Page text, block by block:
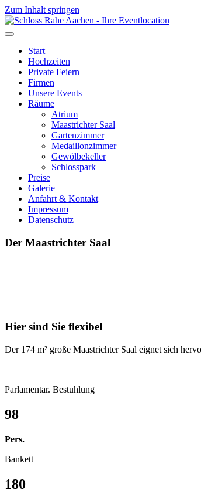
Zum Inhalt springen
Start
Hochzeiten
Private Feiern
Firmen
Unsere Events
Räume
Atrium
Maastrichter Saal
Gartenzimmer
Medaillonzimmer
Gewölbekeller
Schlosspark
Preise
Galerie
Anfahrt & Kontakt
Impressum
Datenschutz
Der Maastrichter Saal
Hier sind Sie flexibel
Der 174 m² große Maastrichter Saal eignet sich
Parlamentar. Bestuhlung
98
Pers.
Bankett
180